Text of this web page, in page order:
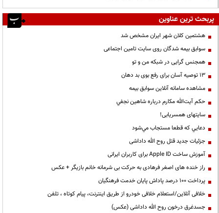
پربحث ترین عناوین
هشتمین کلان شهر ایران مشخص شد
سوابق بیمه شدگان روی سایت تامین اجتماعی
همجنس گرایی در شبکه من و تو
13 توصیه آسان برای رفع بوی بد دهان
مشاهده سامانه آنلاين سوابق بیمه
حكم آيت‌الله مكارم درباره شاهين نجفي
سایتهای همسریابی!
دعايي كه قطعا مستجاب مي‌شود
جزئیات جدید قتل روح الله داداشی
آموزش ساخت Apple ID برای کاربران ایرانی
راز خنده های اصغر فرهادی به حرکت بی شرمانه خانم بازیگر + عکس
پرداخت ۱۰۰ درصد پاداش پایان خدمت فرهنگیان
خلافی آنلاین/استعلام خلافی خودرو از طریق اینترنت، پیام کوتاه ، تلفن
جسدغرق درخون روح الله داداشی (عکس)